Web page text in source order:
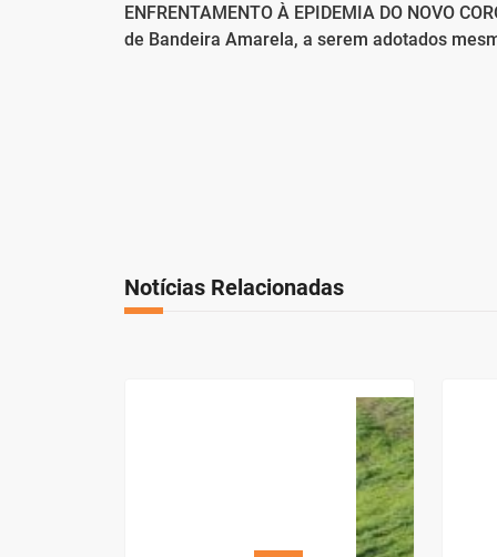
ENFRENTAMENTO À EPIDEMIA DO NOVO
de Bandeira Amarela, a serem adotados
Notícias Relacionadas